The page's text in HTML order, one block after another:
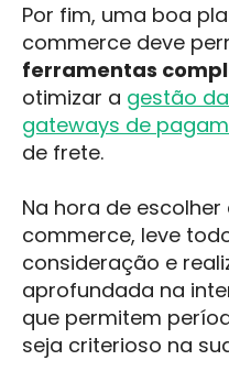
Por fim, uma boa
commerce deve
ferramentas
otimizar a gestão
gateways de
de frete.
Na hora de
commerce, leve
consideração e
aprofundada na
que permitem
seja criterioso na